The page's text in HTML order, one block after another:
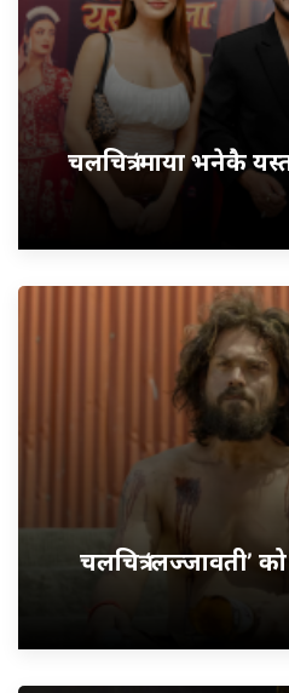
चलचित्र ‘माया भनेकै
चलचित्र ‘लज्जावती’